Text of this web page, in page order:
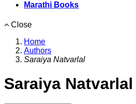
Marathi Books
Close
Home
Authors
Saraiya Natvarlal
Saraiya Natvarlal